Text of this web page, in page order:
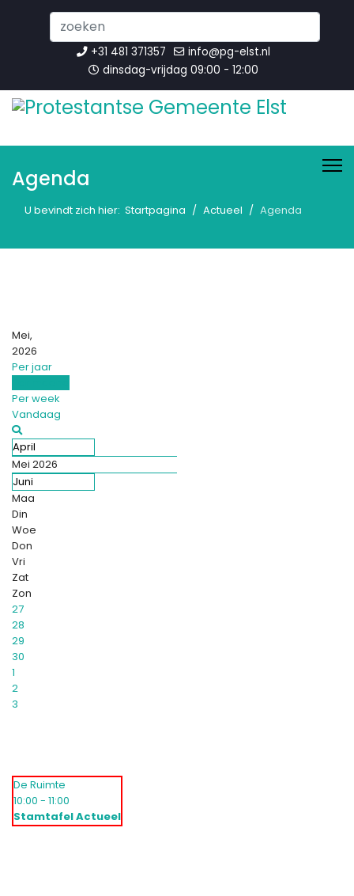
...
+31 481 371357
info@pg-elst.nl
dinsdag-vrijdag 09:00 - 12:00
Agenda
U bevindt zich hier: Startpagina Actueel Agenda
Mei,
2026
Per jaar
Per week
Vandaag
April
Mei 2026
Juni
Maa
Din
Woe
Don
Vri
Zat
Zon
27
28
29
30
1
2
3
De Ruimte
10:00 - 11:00
Stamtafel Actueel